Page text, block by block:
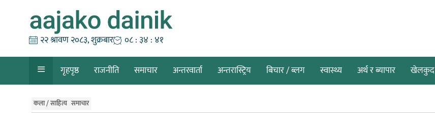
२२ श्रावण २०८३, शुक्रबार ०८ : ३४ : ४२
गृहपृष्ठ राजनीति समाचार अन्तरवार्ता अन्तरास्ट्रिय बिचार / ब्लग स्वास्थ्य अर्थ र ब्यापार खेलकुद
कला / साहित्य समाचार